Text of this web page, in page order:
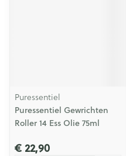
Puressentiel
Puressentiel Gewrichten
Roller 14 Ess Olie 75ml
€ 22,90